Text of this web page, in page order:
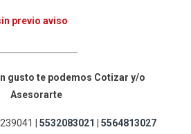
previo aviso
gusto te podemos Cotizar y/o
Asesorarte
| 5532083021 5564813027